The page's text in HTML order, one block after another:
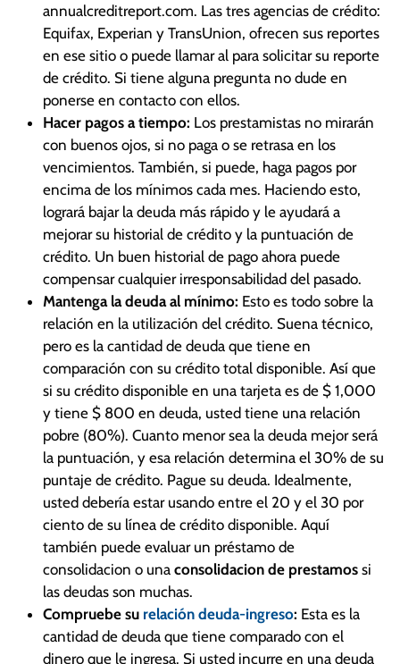
annualcreditreport.com. Las tres agencias de crédito:
Equifax, Experian y TransUnion, ofrecen sus reportes
en ese sitio o puede llamar al para solicitar su reporte
de crédito. Si tiene alguna pregunta no dude en
ponerse en contacto con ellos.
Hacer pagos a tiempo: Los prestamistas no mirarán
con buenos ojos, si no paga o se retrasa en los
vencimientos. También, si puede, haga pagos por
encima de los mínimos cada mes. Haciendo esto,
logrará bajar la deuda más rápido y le ayudará a
mejorar su historial de crédito y la puntuación de
crédito. Un buen historial de pago ahora puede
compensar cualquier irresponsabilidad del pasado.
Mantenga la deuda al mínimo: Esto es todo sobre la
relación en la utilización del crédito. Suena técnico,
pero es la cantidad de deuda que tiene en
comparación con su crédito total disponible. Así que
si su crédito disponible en una tarjeta es de $ 1,000
y tiene $ 800 en deuda, usted tiene una relación
pobre (80%). Cuanto menor sea la deuda mejor será
la puntuación, y esa relación determina el 30% de su
puntaje de crédito. Pague su deuda. Idealmente,
usted debería estar usando entre el 20 y el 30 por
ciento de su línea de crédito disponible. Aquí
también puede evaluar un préstamo de
consolidacion o una consolidacion de prestamos si
las deudas son muchas.
Compruebe su relación deuda-ingreso: Esta es la
cantidad de deuda que tiene comparado con el
dinero que le ingresa. Si usted incurre en una deuda